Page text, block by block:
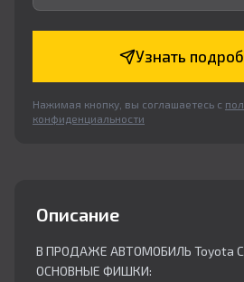
Узнать
Нажимая кнопку, вы соглашаетесь с
конфиденциальности
Описание
В ПРОДАЖЕ АВТОМОБИЛЬ Toyota
ОСНОВНЫЕ ФИШКИ: